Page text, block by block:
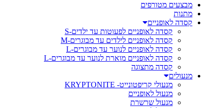
מבצעים מטורפים
מתנות
קסדה לאופניים
קסדה לאופניים לפעוטות עד ילדים-S
קסדה לאופניים לילדים עד מבוגרים-M
קסדה לאופניים לנוער עד מבוגרים-L
קסדה לאופניים מוארת לנוער עד מבוגרים-L
קסדה מתצוגה
מנעולים
מנעולי קריפטונייט- KRYPTONITE
מנעול לאופניים
מנעול שרשרת